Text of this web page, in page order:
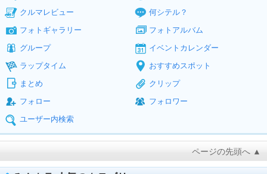
クルマレビュー
何シテル？
フォトギャラリー
フォトアルバム
グループ
イベントカレンダー
ラップタイム
おすすめスポット
まとめ
クリップ
フォロー
フォロワー
ユーザー内検索
ページの先頭へ ▲